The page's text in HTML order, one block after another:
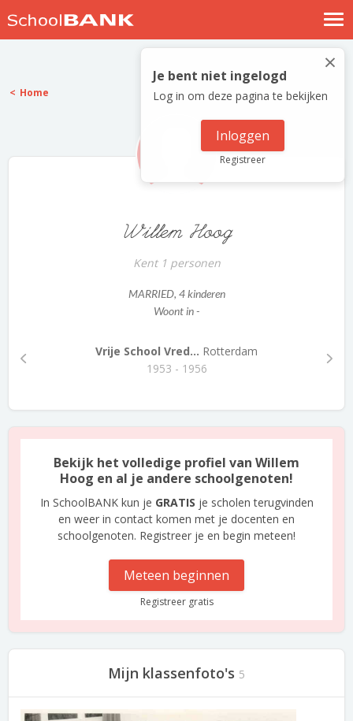
Nostalgische verhalen
Log in
Meld je gratis aan
×
Je bent niet ingelogd
Log in om deze pagina te bekijken
Inloggen
Registreer
Home
Willem Hoog
Kent 1 personen
MARRIED, 4 kinderen
Woont in -
Vrije School Vred... Rotterdam
1953 - 1956
Bekijk het volledige profiel van Willem
Hoog en al je andere schoolgenoten!
In SchoolBANK kun je GRATIS je scholen terugvinden
en weer in contact komen met je docenten en
schoolgenoten. Registreer je en begin meteen!
Meteen beginnen
Registreer gratis
Mijn klassenfoto's 5